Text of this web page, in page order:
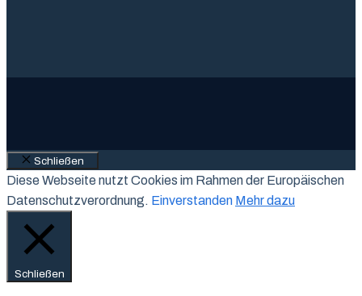
Schließen
Diese Webseite nutzt Cookies im Rahmen der Europäischen
Datenschutzverordnung. Einverstanden Mehr dazu
Schließen